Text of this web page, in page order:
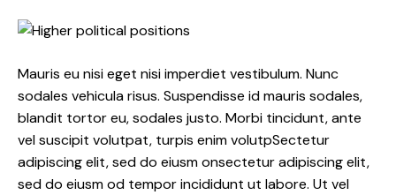
Mauris eu nisi eget nisi imperdiet vestibulum. Nunc
sodales vehicula risus. Suspendisse id mauris sodales,
blandit tortor eu, sodales justo. Morbi tincidunt, ante
vel suscipit volutpat, turpis enim volutpSectetur
adipiscing elit, sed do eiusm onsectetur adipiscing elit,
sed do eiusm od tempor incididunt ut labore. Ut vel